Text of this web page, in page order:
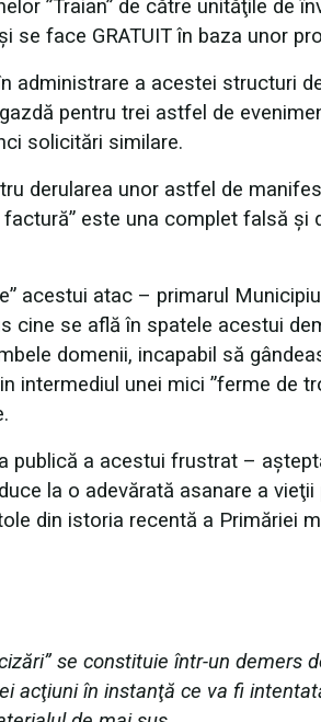
”Traian” de către unităţile de
se face GRATUIT în baza unor
administrare a acestei structuri
pentru trei astfel de
solicitări similare.
derularea unor astfel de
este una complet falsă
acestui atac – primarul
cine se află în spatele acestui
domenii, incapabil să
intermediul unei mici ”ferme de
publică a acestui frustrat –
la o adevărată asanare a
din istoria recentă a Primăriei
se constituie într-un
acţiuni în instanţă ce va fi